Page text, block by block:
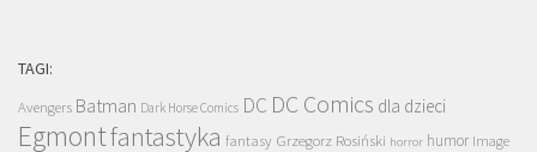
TAGI:
Avengers Batman Dark Horse Comics DC DC Comics dla dzieci
Egmontfantastyka fantasy Grzegorz Rosiński horror humor Image